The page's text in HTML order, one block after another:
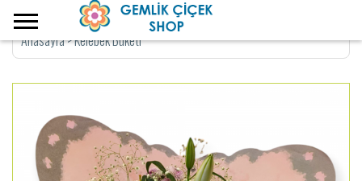
Anasayfa>Kelebek Buketi